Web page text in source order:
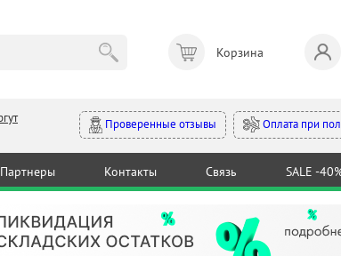
Корзина
Проверенные отзывы Оплата при
Партнеры Контакты Связь SALE -